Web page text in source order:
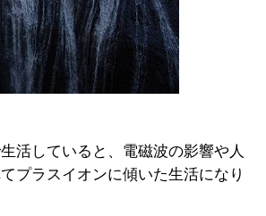
活していると、電磁波の影響や人
プラスイオンに傾いた生活になり